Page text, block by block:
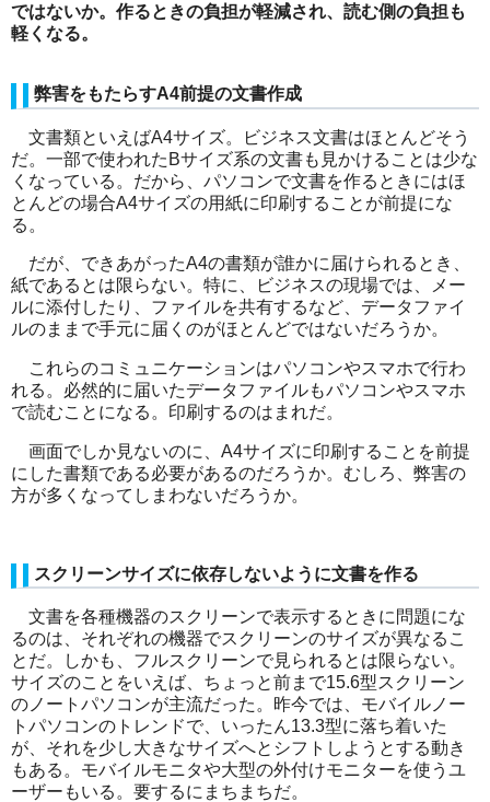
ではないか。作るときの負担が軽減され、読む側の負担も
軽くなる。
弊害をもたらすA4前提の文書作成
文書類といえばA4サイズ。ビジネス文書はほとんどそう
だ。一部で使われた Bサイズ系の文書も見かけることは少な
くなっている。だから、パソコンで文書を作るときにはほ
とんどの場合A4サイズの用紙に印刷することが前提にな
る。
だが、できあがったA4の書類が誰かに届けられるとき、
紙であるとは限らない。特に、ビジネスの現場では、メー
ルに添付したり、ファイルを共有するなど、データファイ
ルのままで手元に届くのがほとんどではないだろうか。
これらのコミュニケーションはパソコンやスマホで行わ
れる。必然的に届いたデータファイルもパソコンやスマホ
で読むことになる。印刷するのはまれだ。
画面でしか見ないのに、 A4サイズに印刷することを前提
にした書類である必要があるのだろうか。むしろ、弊害の
方が多くなってしまわないだろうか。
スクリーンサイズに依存しないように文書を作る
文書を各種機器のスクリーンで表示するときに問題にな
るのは、それぞれの機器でスクリーンのサイズが異なるこ
とだ。しかも、フルスクリーンで見られるとは限らない。
サイズのことをいえば、ちょっと前まで15.6型スクリーン
のノートパソコンが主流だった。昨今では、モバイルノー
トパソコンのトレンドで、いったん13.3型に落ち着いた
が、それを少し大きなサイズへとシフトしようとする動き
もある。モバイルモニタや大型の外付けモニターを使うユ
ーザーもいる。要するにまちまちだ。